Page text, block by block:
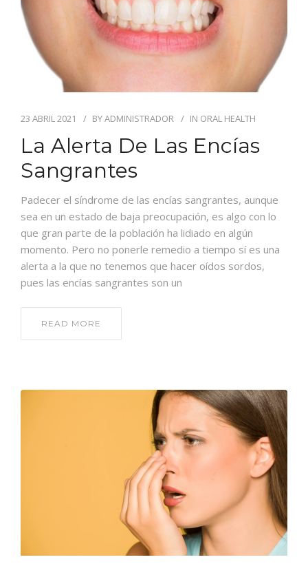
23 ABRIL 2021 BYADMINISTRADOR IN ORAL HEALTH
La Alerta De Las Encías
Sangrantes
Padecer el síndrome de las encías sangrantes, aunque
sea en un estado de baja preocupación, es algo con lo
que gran parte de la población ha lidiado en algún
momento. Pero no ponerle remedio a tiempo sí es una
alerta a la que no tenemos que hacer oídos sordos,
pues las encías sangrantes son un
READ MORE